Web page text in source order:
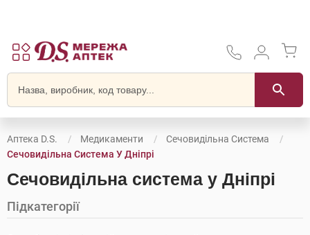
Аптека D.S. Медикаменти
Сечовидільна Система
Сечовидільна Система У Дніпрі
Сечовидільна система у Дніпрі
Підкатегорії